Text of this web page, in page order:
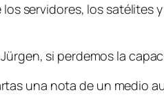
los servidores, los
si perdemos la
una nota de un medio